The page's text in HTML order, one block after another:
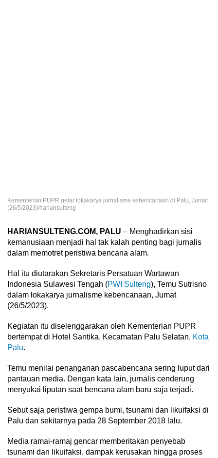
Kementerian PUPR gelar lokakarya jurnalisme kebencanaan di Palu, Jumat
(26/5/2023)/hariansulteng
HARIANSULTENG.COM, PALU – Menghadirkan sisi
kemanusiaan menjadi hal tak kalah penting bagi jurnalis
dalam memotret peristiwa bencana alam.
Hal itu diutarakan Sekretaris Persatuan Wartawan
Indonesia Sulawesi Tengah (PWI Sulteng), Temu Sutrisno
dalam lokakarya jurnalisme kebencanaan, Jumat
(26/5/2023).
Kegiatan itu diselenggarakan oleh Kementerian PUPR
bertempat di Hotel Santika, Kecamatan Palu Selatan, Kota
Palu.
Temu menilai penanganan pascabencana sering luput dari
pantauan media. Dengan kata lain, jurnalis cenderung
menyukai liputan saat bencana alam baru saja terjadi.
Sebut saja peristiwa gempa bumi, tsunami dan likuifaksi di
Palu dan sekitarnya pada 28 September 2018 lalu.
Media ramai-ramaj gencar memberitakan penyebab
tsunami dan likuifaksi, dampak kerusakan hingga proses